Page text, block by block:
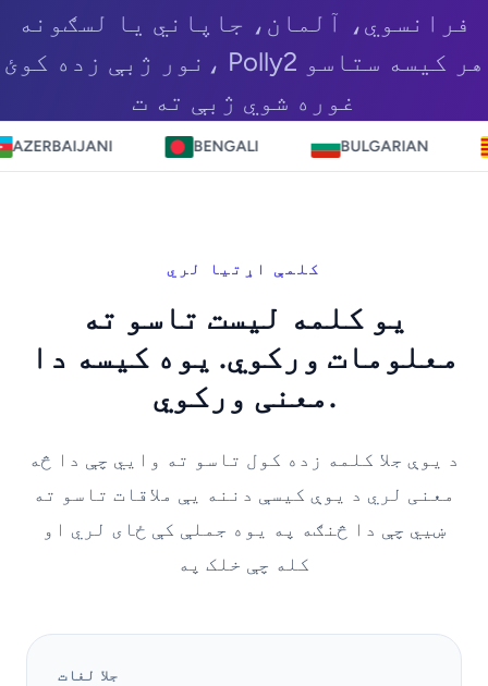
فرانسوي، آلمان، جاپاني یا لسګونه
نور ژبې زده کوئ، Polly2 هر کیسه ستاسو
غوره شوي ژبې ته ت
BENGALI BULGARIAN
کلمې اړتیا لري
یو کلمه لیست تاسو ته
معلومات ورکوي. یوه کیسه دا
معنی ورکوي.
د یوې جلا کلمه زده کول تاسو ته وايي چې دا څه
معنی لري د یوې کیسې دننه یې ملاقات تاسو ته
ښیي چې دا څنګه په یوه جملې کې ځای لري او
کله چې خلک په
جلا لغات